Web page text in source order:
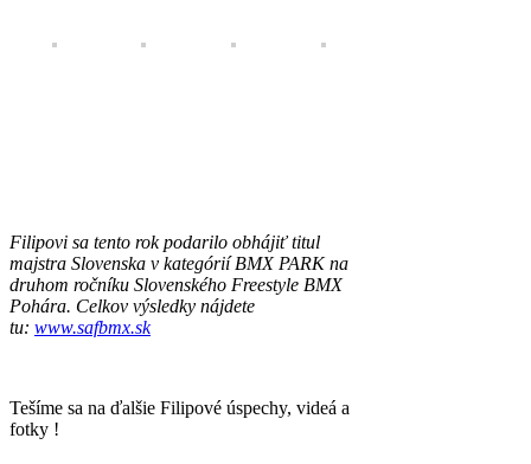
Filipovi sa tento rok podarilo obhájiť titul
majstra Slovenska v kategórií BMX PARK na
druhom ročníku Slovenského Freestyle BMX
Pohára. Celkov výsledky nájdete
tu: www.safbmx.sk
Tešíme sa na ďalšie Filipové úspechy, videá a
fotky !